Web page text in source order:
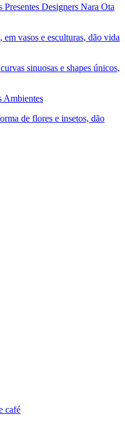
Designers Nara Ota
vasos e esculturas, dão vida
sinuosas e shapes únicos,
Ambientes
de flores e insetos, dão
café